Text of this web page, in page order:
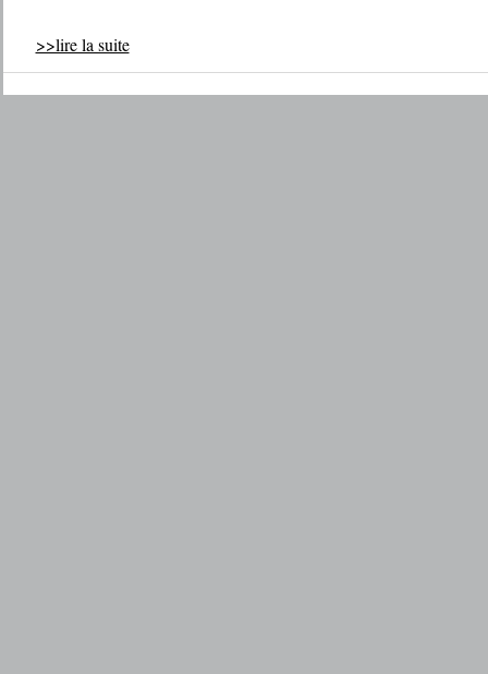
>>lire la suite